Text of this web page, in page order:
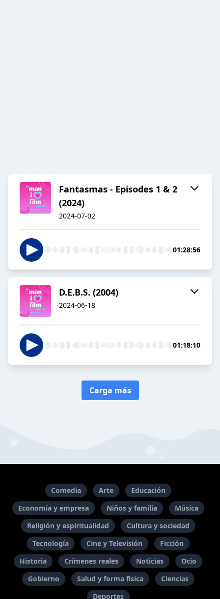
Fantasmas - Episodes 1 & 2
(2024)
2024-07-02
01:28:56
D.E.B.S. (2004)
2024-06-18
01:18:10
Carga más
Comedia Arte
Educación
Economía y empresa
Niños y familia
Música
Religión y espiritualidad
Cultura y sociedad
Tecnología
Cine y Televisión
Ficción
Historia
Crímenes reales Noticias
Ocio
Gobierno
Salud y forma física
Ciencias
Deportes